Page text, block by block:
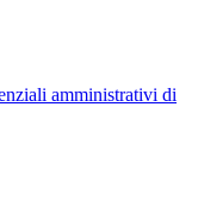
amministrativi di